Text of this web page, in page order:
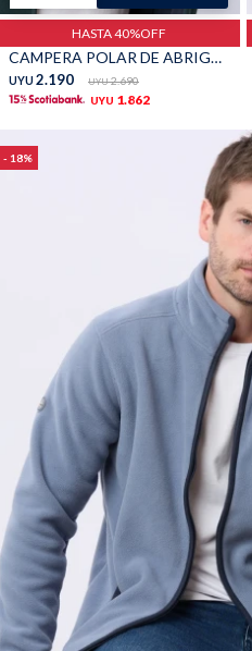
HASTA 40%OFF
CAMPERA POLAR DE ABRIGO - Verde
UYU 2.190 UYU 2.690
UYU 1.862
18
Quiero ser parte
Cómo comprar
Envíos, cambios y devoluciones
Trabaja con nosotros
Contacto